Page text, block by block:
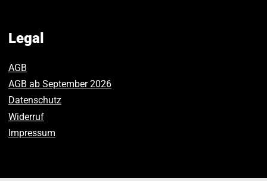
Legal
AGB
AGB ab September 2026
Datenschutz
Widerruf
Impressum